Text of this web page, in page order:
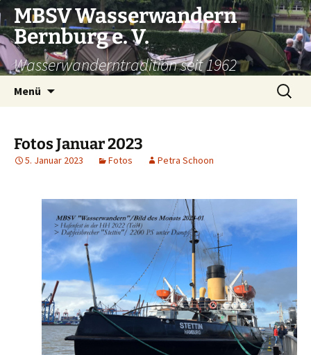
Zum
Inhalt
springen
MBSV Wasserwandern
Bernburg e. V.
Wasserwanderntradition seit 1962
Menü
Suchen
nach:
Fotos Januar 2023
5. Januar 2023 Fotos Petra Schoon